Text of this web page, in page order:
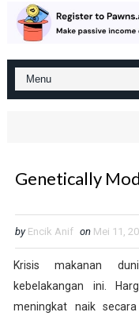
Genetically
by Encik Anif on Mei 11,
Krisis makanan
kebelakangan ini.
meningkat naik